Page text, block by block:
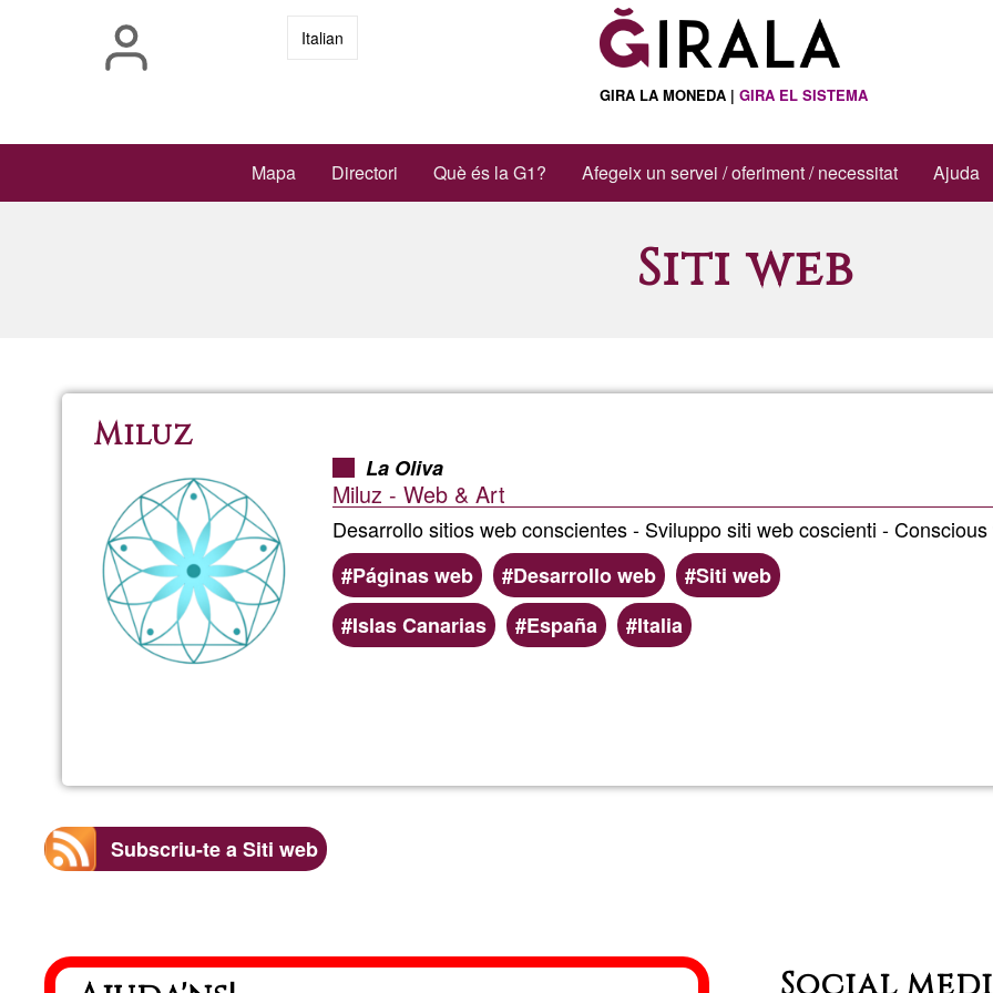
Italian
GIRA LA MONEDA |GIRA EL SISTEMA
Mapa Directori Què és la G1? Afegeix un servei / oferiment / necessitat Ajuda
Siti web
Miluz
La Oliva
Miluz - Web & Art
Desarrollo sitios web conscientes - Sviluppo siti web coscienti -
Páginas web
Desarrollo web
Siti web
Islas Canarias
España Italia
Subscriu-te a Siti web